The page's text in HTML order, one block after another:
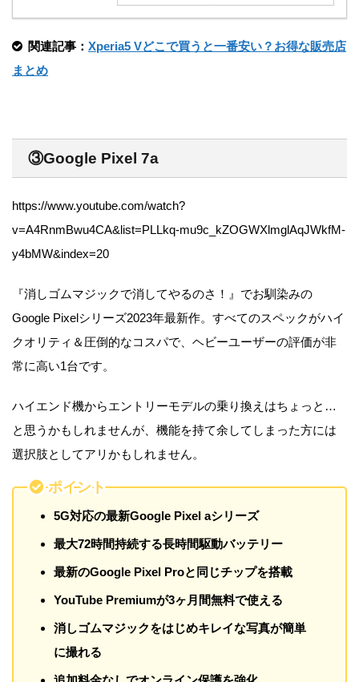
関連記事： Xperia5 Vどこで買うと一番安い？お得な販売店
まとめ
③Google Pixel 7a
https://www.youtube.com/watch?
v=A4RnmBwu4CA&list=PLLkq-mu9c_kZOGWXlmglAqJWkfM-
y4bMW&index=20
『消しゴムマジックで消してやるのさ！』でお馴染みの
Google Pixelシリーズ2023年最新作。すべてのスペックがハイ
クオリティ＆圧倒的なコスパで、ヘビーユーザーの評価が非
常に高い1台です。
ハイエンド機からエントリーモデルの乗り換えはちょっと…
と思うかもしれませんが、機能を持て余してしまった方には
選択肢としてアリかもしれません。
ポイント
5G対応の最新Google Pixel aシリーズ
最大72時間持続する長時間駆動バッテリー
最新のGoogle Pixel Proと同じチップを搭載
YouTube Premiumが3ヶ月間無料で使える
消しゴムマジックをはじめキレイな写真が簡単
に撮れる